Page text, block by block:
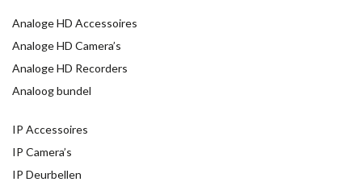
Analoge HD Accessoires
Analoge HD Camera’s
Analoge HD Recorders
Analoog bundel
IP Accessoires
IP Camera’s
IP Deurbellen